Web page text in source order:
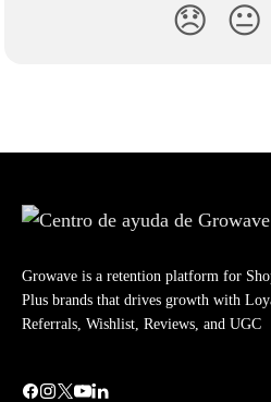
😞 😐
Growave is a retention platform for
Plus brands that drives growth with
Referrals, Wishlist, Reviews, and UGC